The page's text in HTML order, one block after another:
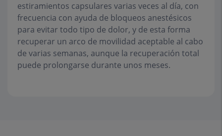
estiramientos capsulares varias veces al día, con
frecuencia con ayuda de bloqueos anestésicos
para evitar todo tipo de dolor, y de esta forma
recuperar un arco de movilidad aceptable al cabo
de varias semanas, aunque la recuperación total
puede prolongarse durante unos meses.